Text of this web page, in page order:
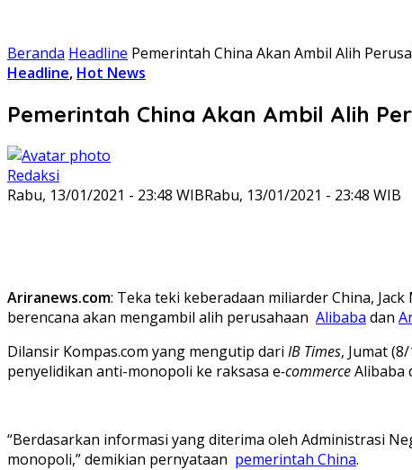
Beranda Headline Pemerintah China Akan Ambil Alih
Headline, Hot News
Pemerintah China Akan Ambil Alih
Redaksi
Rabu, 13/01/2021 - 23:48 WIBRabu, 13/01/2021 - 23:48 WIB
Ariranews.com: Teka teki keberadaan miliarder China,
berencana akan mengambil alih perusahaan Alibaba dan
Dilansir Kompas.com yang mengutip dari IB Times, Jumat
penyelidikan anti-monopoli ke raksasa e-commerceAlibaba
“Berdasarkan informasi yang diterima oleh Administrasi
monopoli,” demikian pernyataan pemerintah China.